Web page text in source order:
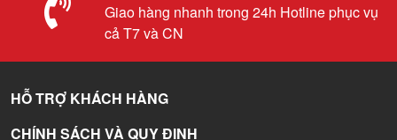
Giao hàng nhanh trong 24h Hotline phục vụ
cả T7 và CN
HỖ TRỢ KHÁCH HÀNG
CHÍNH SÁCH VÀ QUY ĐỊNH